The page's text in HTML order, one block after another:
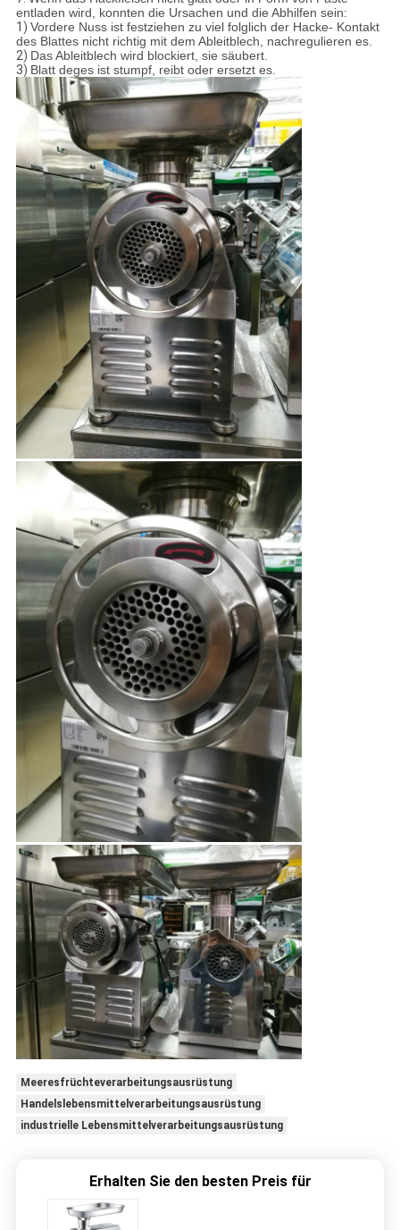
entladen wird, konnten die Ursachen und die Abhilfen sein:
1) Vordere Nuss ist festziehen zu viel folglich der Hacke- Kontakt
des Blattes nicht richtig mit dem Ableitblech, nachregulieren es.
2) Das Ableitblech wird blockiert, sie säubert.
3) Blatt deges ist stumpf, reibt oder ersetzt es.
Meeresfrüchteverarbeitungsausrüstung
Handelslebensmittelverarbeitungsausrüstung
industrielle Lebensmittelverarbeitungsausrüstung
Erhalten Sie den besten Preis für